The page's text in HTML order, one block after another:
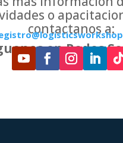
o
contactanos a:
en Redes